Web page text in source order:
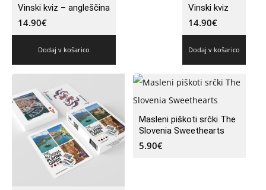
Vinski kviz – angleščina
14.90€
Dodaj v košarico
Vinski kviz
14.90€
Dodaj v košarico
Masleni piškoti srčki The
Slovenia Sweethearts
5.90€